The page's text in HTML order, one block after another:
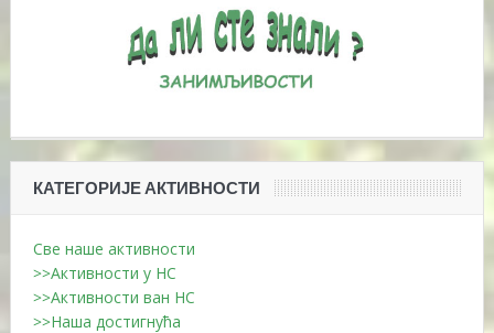
КАТЕГОРИЈЕ АКТИВНОСТИ
Све наше активности
>>Активности у НС
>>Активности ван НС
>>Наша достигнућа